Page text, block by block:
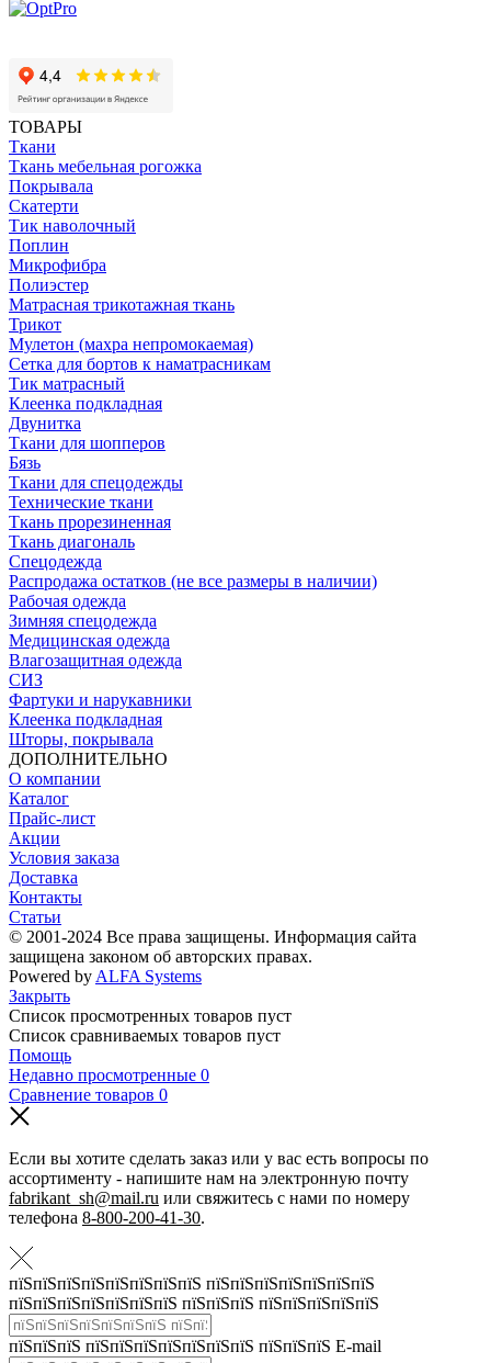
ТОВАРЫ
Ткани
Ткань мебельная рогожка
Покрывала
Скатерти
Тик наволочный
Поплин
Микрофибра
Полиэстер
Матрасная трикотажная ткань
Трикот
Мулетон (махра непромокаемая)
Сетка для бортов к наматрасникам
Тик матрасный
Клеенка подкладная
Двунитка
Ткани для шопперов
Бязь
Ткани для спецодежды
Технические ткани
Ткань прорезиненная
Ткань диагональ
Спецодежда
Распродажа остатков (не все размеры в наличии)
Рабочая одежда
Зимняя спецодежда
Медицинская одежда
Влагозащитная одежда
СИЗ
Фартуки и нарукавники
Клеенка подкладная
Шторы, покрывала
ДОПОЛНИТЕЛЬНО
О компании
Каталог
Прайс-лист
Акции
Условия заказа
Доставка
Контакты
Статьи
© 2001-2024 Все права защищены. Информация сайта
защищена законом об авторских правах.
Powered by ALFA Systems
Закрыть
Список просмотренных товаров пуст
Список сравниваемых товаров пуст
Помощь
Недавно просмотренные 0
Сравнение товаров 0
Если вы хотите сделать заказ или у вас есть вопросы по
ассортименту - напишите нам на электронную почту
fabrikant_sh@mail.ru или свяжитесь с нами по номеру
телефона 8-800-200-41-30.
пїЅпїЅпїЅпїЅпїЅпїЅпїЅпїЅ пїЅпїЅпїЅпїЅпїЅпїЅпїЅ
пїЅпїЅпїЅпїЅпїЅпїЅпїЅ пїЅпїЅпїЅ пїЅпїЅпїЅпїЅпїЅ
пїЅпїЅпїЅ пїЅпїЅпїЅпїЅпїЅпїЅпїЅ пїЅпїЅпїЅ E-mail